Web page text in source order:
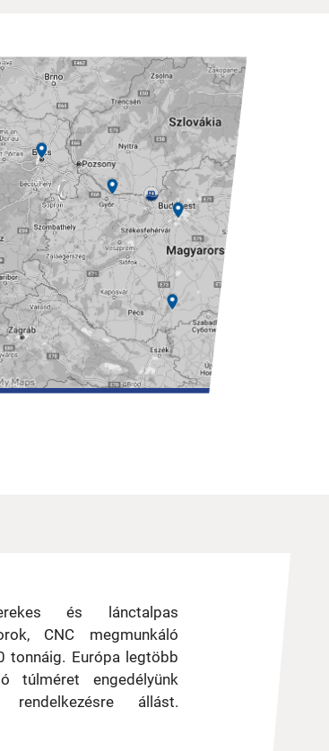
és lánctalpas
CNC megmunkáló
tonnáig. Európa legtöbb
túlméret engedélyünk
állást.